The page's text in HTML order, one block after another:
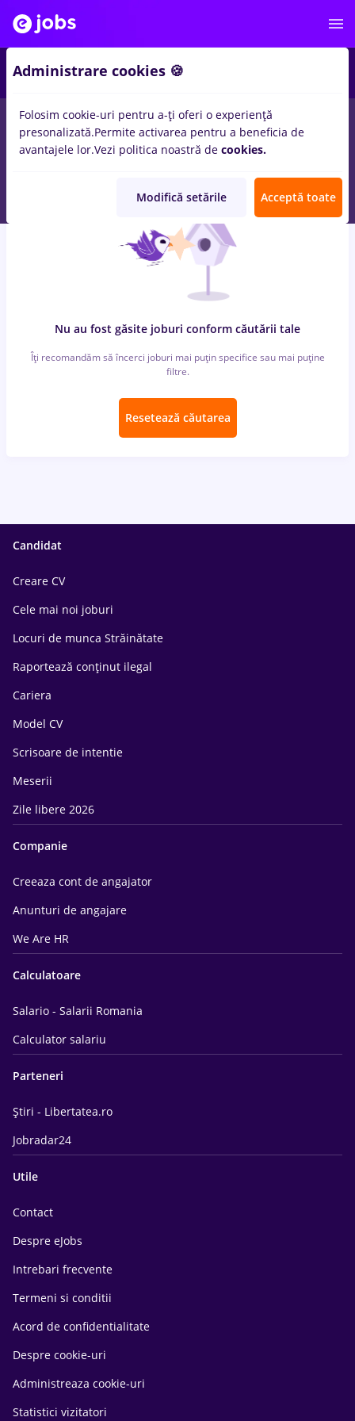
locuri de muncajob online, Full time inBucuresti
Student, Fara experientainTransport / Distributie, Medicina /
Sanatate
Nu au fost găsite joburi conform căutării tale
Îți recomandăm să încerci joburi mai puțin specifice sau mai puține
filtre.
Resetează căutarea
Candidat
Creare CV
Cele mai noi joburi
Locuri de munca Străinătate
Raportează conținut ilegal
Cariera
Model CV
Scrisoare de intentie
Meserii
Zile libere 2026
Companie
Creeaza cont de angajator
Anunturi de angajare
We Are HR
Calculatoare
Salario - Salarii Romania
Calculator salariu
Parteneri
Știri - Libertatea.ro
Jobradar24
Utile
Contact
Despre eJobs
Intrebari frecvente
Termeni si conditii
Acord de confidentialitate
Despre cookie-uri
Administreaza cookie-uri
Statistici vizitatori
Administrare cookies 🍪
Folosim cookie-uri pentru a-ți oferi o experiență
presonalizată.Permite activarea pentru a beneficia de
avantajele lor.Vezi politica noastră de cookies.
Modifică setările Acceptă toate